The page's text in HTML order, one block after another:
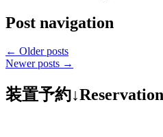
Post navigation
← Older posts
Newer posts →
装置予約↓Reservation